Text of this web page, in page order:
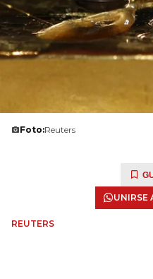
Foto:Reuters
UNIRSE
REUTERS